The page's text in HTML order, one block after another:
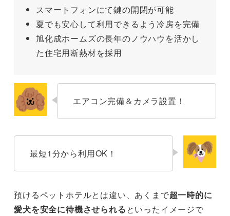
スマートフォンにて鍵の開閉が可能
夏でも安心して利用できるよう冷房を完備
旭化成ホームズの長年のノウハウを活かし
た住宅用断熱材を採用
エアコン完備＆カメラ設置！
最短1分から利用OK！
預けるペットホテルとは違い、あくまで超一時的に
愛犬を安全に待機させられるといったイメージで